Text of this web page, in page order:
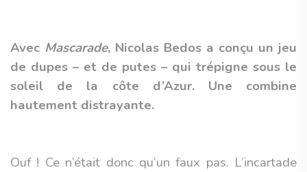
Avec Mascarade, Nicolas Bedos a conçu un jeu
de dupes – et de putes – qui trépigne sous le
soleil de la côte d’Azur. Une combine
hautement distrayante.
Ouf ! Ce n’était donc qu’un faux pas. L’incartade